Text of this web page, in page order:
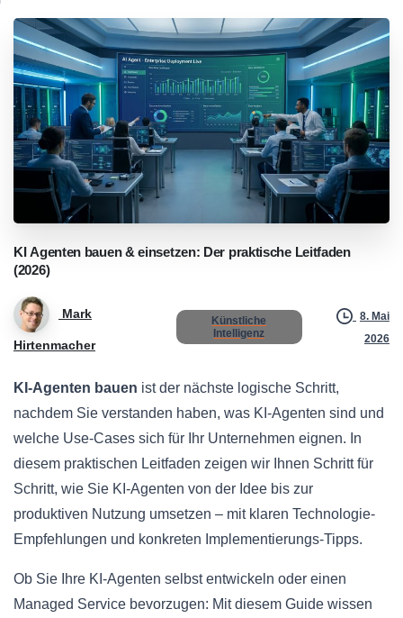
KI Agenten bauen & einsetzen: Der praktische Leitfaden
(2026)
Mark
Hirtenmacher
Künstliche
Intelligenz
8. Mai
2026
KI-Agenten bauen ist der nächste logische Schritt,
nachdem Sie verstanden haben, was KI-Agenten sind und
welche Use-Cases sich für Ihr Unternehmen eignen. In
diesem praktischen Leitfaden zeigen wir Ihnen Schritt für
Schritt, wie Sie KI-Agenten von der Idee bis zur
produktiven Nutzung umsetzen – mit klaren Technologie-
Empfehlungen und konkreten Implementierungs-Tipps.
Ob Sie Ihre KI-Agenten selbst entwickeln oder einen
Managed Service bevorzugen: Mit diesem Guide wissen